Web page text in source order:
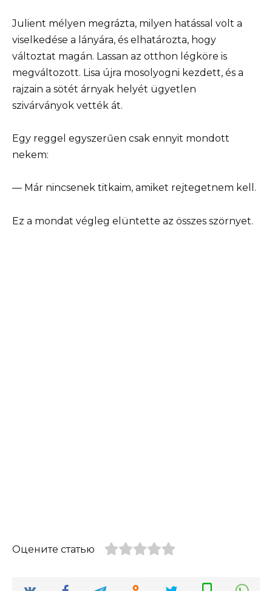
Julient mélyen megrázta, milyen hatással volt a
viselkedése a lányára, és elhatározta, hogy
változtat magán. Lassan az otthon légköre is
megváltozott. Lisa újra mosolyogni kezdett, és a
rajzain a sötét árnyak helyét ügyetlen
szivárványok vették át.
Egy reggel egyszerűen csak ennyit mondott
nekem:
— Már nincsenek titkaim, amiket rejtegetnem kell.
Ez a mondat végleg elüntette az összes szörnyet.
Оцените статью